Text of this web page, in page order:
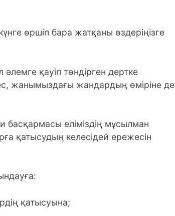
күнге өршіп бара жатқаны өздеріңізге
қауіп төндірген дертке
жанымыздағы жандардың өміріне де
еліміздің мұсылман
қатысудың келесідей ережесін
қатысуына;